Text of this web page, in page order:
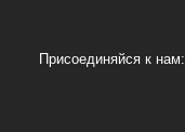
Присоединяйся к нам: